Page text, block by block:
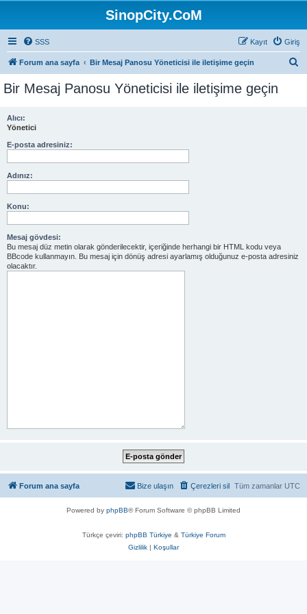
SinopCity.CoM
SSS Giriş
Kayıt
Forum ana sayfa Bir Mesaj Panosu Yöneticisi ile iletişime geçin
Bir Mesaj Panosu Yöneticisi ile iletişime geçin
Alıcı:
Yönetici
E-posta adresiniz:
Adınız:
Konu:
Mesaj gövdesi:
Bu mesaj düz metin olarak gönderilecektir, içeriğinde herhangi bir HTML kodu veya
BBcode kullanmayın. Bu mesaj için dönüş adresi ayarlamış olduğunuz e-posta adresiniz
olacaktır.
Forum ana sayfa Tüm zamanlar UTC
Çerezleri sil
Bize ulaşın
Powered by phpBB® Forum Software © phpBB Limited
Türkçe çeviri: phpBB Türkiye & Türkiye Forum
Gizlilik | Koşullar